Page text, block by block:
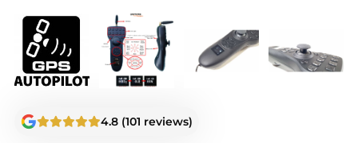
4.8 (101 reviews)